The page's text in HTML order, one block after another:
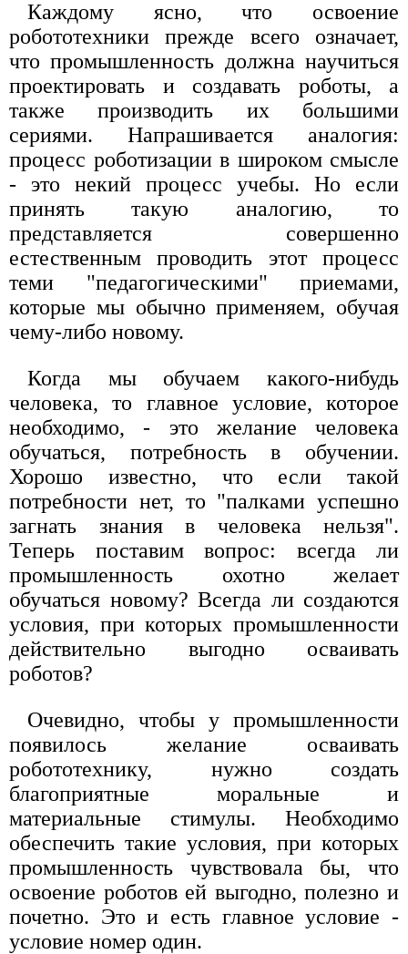
Каждому ясно, что освоение
робототехники прежде всего означает,
что промышленность должна научиться
проектировать и создавать роботы, а
также производить их большими
сериями. Напрашивается аналогия:
процесс роботизации в широком смысле
- это некий процесс учебы. Но если
принять такую аналогию, то
представляется совершенно
естественным проводить этот процесс
теми "педагогическими" приемами,
которые мы обычно применяем, обучая
чему-либо новому.
Когда мы обучаем какого-нибудь
человека, то главное условие, которое
необходимо, - это желание человека
обучаться, потребность в обучении.
Хорошо известно, что если такой
потребности нет, то "палками успешно
загнать знания в человека нельзя".
Теперь поставим вопрос: всегда ли
промышленность охотно желает
обучаться новому? Всегда ли создаются
условия, при которых промышленности
действительно выгодно осваивать
роботов?
Очевидно, чтобы у промышленности
появилось желание осваивать
робототехнику, нужно создать
благоприятные моральные и
материальные стимулы. Необходимо
обеспечить такие условия, при которых
промышленность чувствовала бы, что
освоение роботов ей выгодно, полезно и
почетно. Это и есть главное условие -
условие номер один.